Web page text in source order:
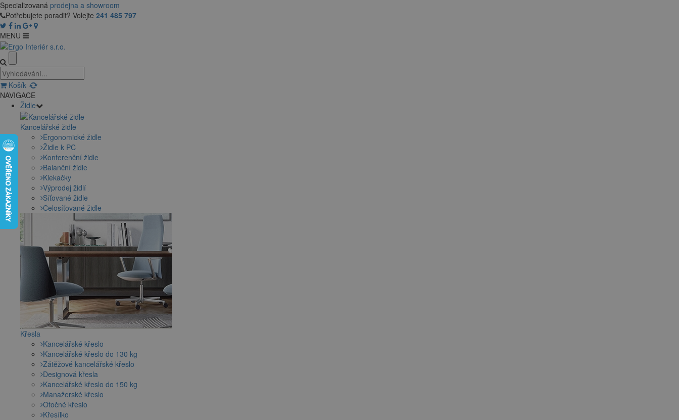
Specializovaná prodejna a showroom
Potřebujete poradit? Volejte 241 485 797
MENU
Košík
NAVIGACE
Židle
Kancelářské židle
Ergonomické židle
Židle k PC
Konferenční židle
Balanční židle
Klekačky
Výprodej židlí
Síťované židle
Celosíťované židle
Křesla
Kancelářské křeslo
Kancelářské křeslo do 130 kg
Zátěžové kancelářské křeslo
Designová křesla
Kancelářské křeslo do 150 kg
Manažerské křeslo
Otočné křeslo
Křesílko